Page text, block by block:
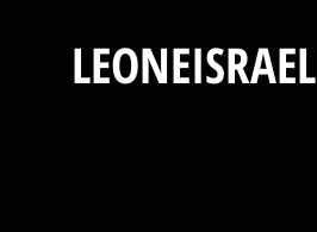
LEONEISRAEL